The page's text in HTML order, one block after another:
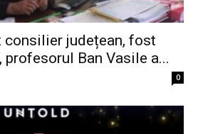
consilier județean, fost
Ban Vasile a...
0